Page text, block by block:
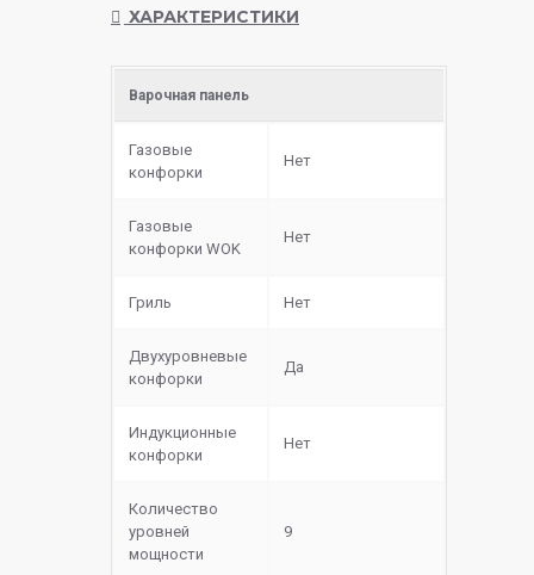
ХАРАКТЕРИСТИКИ
Варочная панель
Газовые
конфорки
Нет
Газовые
конфорки WOK
Нет
Гриль Нет
Двухуровневые
конфорки
Да
Индукционные
конфорки
Нет
Количество
уровней
мощности
9